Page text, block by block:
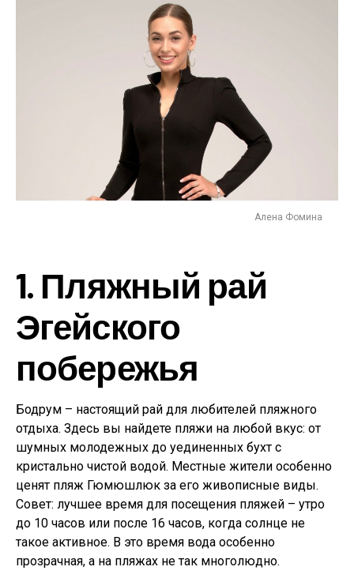
Алена Фомина
1. Пляжный рай
Эгейского
побережья
Бодрум – настоящий рай для любителей пляжного
отдыха. Здесь вы найдете пляжи на любой вкус: от
шумных молодежных до уединенных бухт с
кристально чистой водой. Местные жители особенно
ценят пляж Гюмюшлюк за его живописные виды.
Совет: лучшее время для посещения пляжей – утро
до 10 часов или после 16 часов, когда солнце не
такое активное. В это время вода особенно
прозрачная, а на пляжах не так многолюдно.